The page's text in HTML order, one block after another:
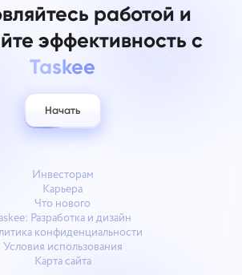
работой и
эффективность с
Taskee
Начать
Инвесторам
Карьера
Что нового
Разработка и дизайн
конфиденциальности
Условия использования
Карта сайта